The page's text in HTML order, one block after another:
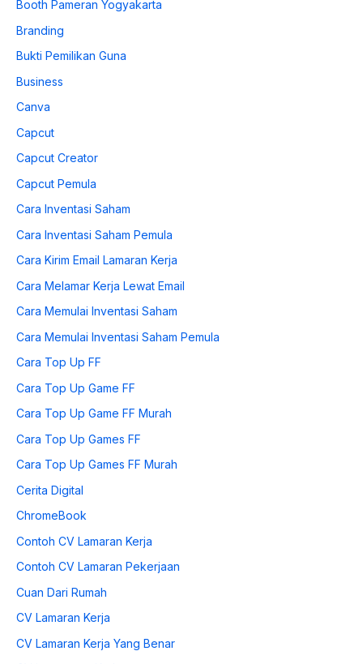
Booth Pameran Yogyakarta
Branding
Bukti Pemilikan Guna
Business
Canva
Capcut
Capcut Creator
Capcut Pemula
Cara Inventasi Saham
Cara Inventasi Saham Pemula
Cara Kirim Email Lamaran Kerja
Cara Melamar Kerja Lewat Email
Cara Memulai Inventasi Saham
Cara Memulai Inventasi Saham Pemula
Cara Top Up FF
Cara Top Up Game FF
Cara Top Up Game FF Murah
Cara Top Up Games FF
Cara Top Up Games FF Murah
Cerita Digital
ChromeBook
Contoh CV Lamaran Kerja
Contoh CV Lamaran Pekerjaan
Cuan Dari Rumah
CV Lamaran Kerja
CV Lamaran Kerja Yang Benar